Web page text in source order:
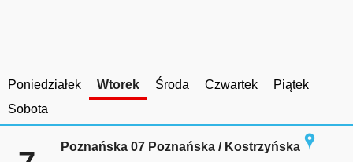
Poniedziałek Wtorek Środa Czwartek
Piątek
Sobota
Poznańska 07 Poznańska / Kostrzyńska